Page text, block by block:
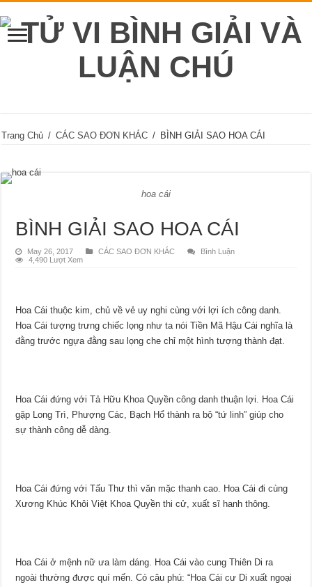
Trang Chủ / CÁC SAO ĐƠN KHÁC / BÌNH GIẢI SAO HOA CÁI
hoa cái
BÌNH GIẢI SAO HOA CÁI
May 26, 2017 CÁC SAO ĐƠN KHÁC
Bình Luận
4,490 Lượt Xem
Hoa Cái thuộc kim, chủ về vẻ uy nghi cùng với lợi ích công danh.
Hoa Cái tượng trưng chiếc lọng như ta nói Tiền Mã Hậu Cái nghĩa là
đằng trước ngựa đằng sau lọng che chỉ một hình tượng thành đạt.
Hoa Cái đứng với Tả Hữu Khoa Quyền công danh thuận lợi. Hoa Cái
gặp Long Trì, Phượng Các, Bạch Hổ thành ra bộ “tứ linh” giúp cho
sự thành công dễ dàng.
Hoa Cái đứng với Tấu Thư thì văn mặc thanh cao. Hoa Cái đi cùng
Xương Khúc Khôi Việt Khoa Quyền thi cử, xuất sĩ hanh thông.
Hoa Cái ở mệnh nữ ưa làm dáng. Hoa Cái vào cung Thiên Di ra
ngoài thường được quí mến. Có câu phú: “Hoa Cái cư Di xuất ngoại